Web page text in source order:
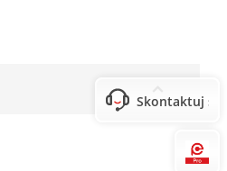
Skontaktuj